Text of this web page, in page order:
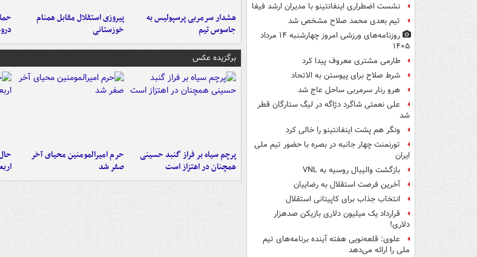
نشست اضطراری اینفانتینو با مدیران ارشد فیفا
تیم بعدی محمد صلاح مشخص شد
روزنامه‌های ورزشی امروز چهارشنبه ۱۴ مرداد
۱۴۰۵
طارمی مشتری معروف پیدا کرد
شرط صلاح برای پیوستن به الاتحاد
هرو رنار سرمربی ساحل عاج شد
علی نعمتی شاگرد دژاگه در لیگ ستارگان قطر
شد
ونگر هم پشت اینفانتینو را خالی کرد
تورنمنت چهار جانبه در بصره با حضور تیم ملی
ایران
بازگشت والیبال روسیه به VNL
آخرین فرصت استقلال به رضاییان
انتخاب جذاب برای کاپیتانی استقلال
قرارداد یک میلیون دلاری بازیکن صدهزار
دلاری!
علوی: قلعه‌نویی هفته آینده برنامه‌های تیم
ملی را ارائه می‌دهد
هشدار سرمربی پرسپولیس به
جاسوس تیم
پیروزی استقلال مقابل همنام
خوزستانی
برگزیده عکس
پرچم سیاه بر فراز گنبد حسینی
همچنان در اهتزاز است
حرم امیرالمومنین محیای آخر
صفر شد